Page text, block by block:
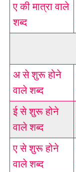
ए की मात्रा वाले
शब्द
अ से शुरू होने
वाले शब्द
ई से शुरू होने
वाले शब्द
ए से शुरू होने
वाले शब्द